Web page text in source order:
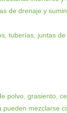
de drenaje y
tuberías, juntas
polvo, grasiento,
mezclarse